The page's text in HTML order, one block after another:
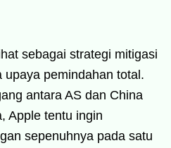
sebagai strategi mitigasi
upaya pemindahan total.
antara AS dan China
Apple tentu ingin
sepenuhnya pada satu